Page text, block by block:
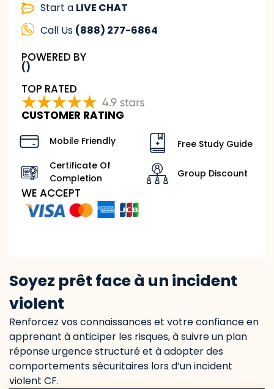
Soyez prêt face à un incident
violent
Renforcez vos connaissances et votre confiance en
apprenant à anticiper les risques, à suivre un plan
réponse urgence structuré et à adopter des
comportements sécuritaires lors d’un incident
violent CF.
Start a LIVE CHAT
Call Us (888) 277-6864
POWERED BY
()
TOP RATED
CUSTOMER RATING
Mobile Friendly
Certificate Of
Completion
Free Study Guide
Group Discount
WE ACCEPT